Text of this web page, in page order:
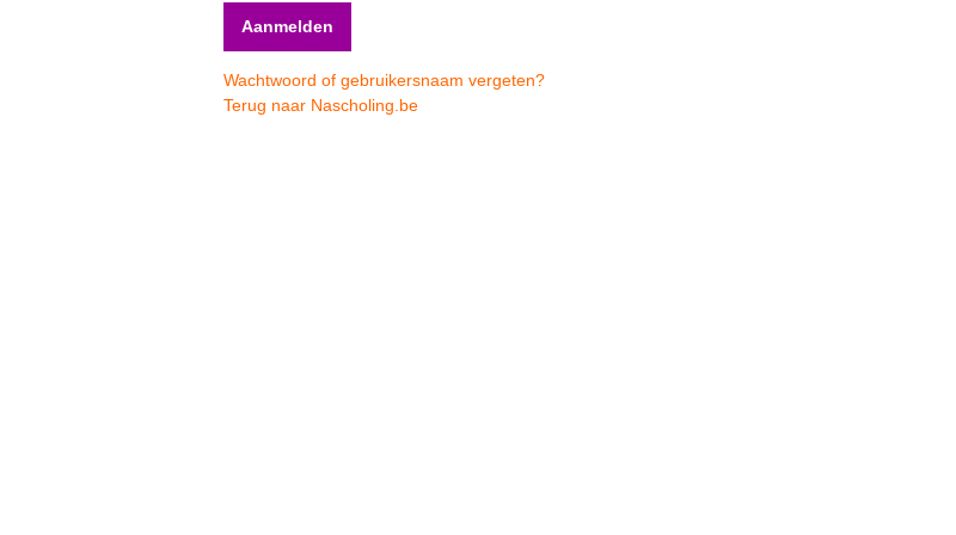
Wachtwoord of gebruikersnaam vergeten?
Terug naar Nascholing.be